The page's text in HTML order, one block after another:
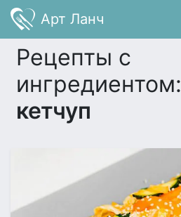
Арт Ланч
Рецепты с
ингредиентом:
кетчуп